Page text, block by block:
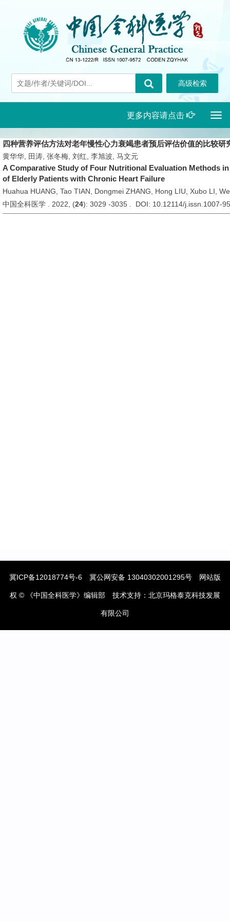
更多内容请点击
四种营养评估方法对老年慢性心力衰竭患者预后评估价值的比较研
黄华华, 田涛, 张冬梅, 刘红, 李旭波, 马文元
A Comparative Study of Four Nutritional Evaluation Methods
of Elderly Patients with Chronic Heart Failure
Huahua HUANG, Tao TIAN, Dongmei ZHANG, Hong LIU, Xubo LI,
中国全科医学 . 2022, (24): 3029 -3035 . DOI: 10.12114/j.issn.1007-
冀ICP备12018774号-6 冀公网安备 13040302001295号 网站版
权 © 《中国全科医学》编辑部 技术支持： 北京玛格泰克科技发展
有限公司